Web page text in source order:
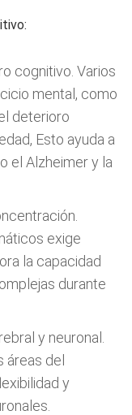
cognitivo. Varios
mental, como
deterioro
Esto ayuda a
el Alzheimer y la
exige
la capacidad
durante
y neuronal.
áreas del
y